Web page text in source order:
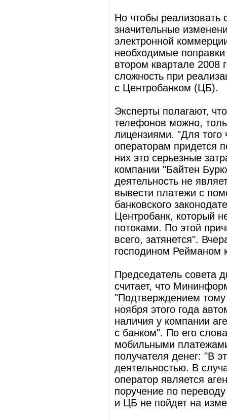
Но чтобы реализовать
значительные
электронной
необходимые поправки
втором квартале 2008
сложность при
с Центробанком (ЦБ).
Эксперты полагают,
телефонов можно,
лицензиями. "Для
операторам придется
них это серьезные
компании "Байтен
деятельность не
вывести платежи с
банковского
Центробанк, который
потоками. По этой
всего, затянется".
господином Рейманом
Председатель совета
считает, что
"Подтверждением
ноября этого года
наличия у компании
с банком". По его
мобильными
получателя денег: "В
деятельностью. В
оператор является
поручение по
и ЦБ не пойдет на